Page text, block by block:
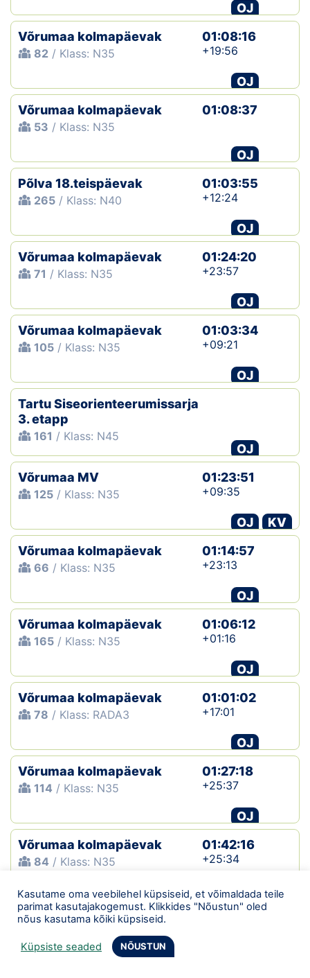
OJ
Võrumaa kolmapäevak
82 / Klass: N35
01:08:16
+19:56
OJ
Võrumaa kolmapäevak
53 / Klass: N35
01:08:37
OJ
Põlva 18.teispäevak
265 / Klass: N40
01:03:55
+12:24
OJ
Võrumaa kolmapäevak
71 / Klass: N35
01:24:20
+23:57
OJ
Võrumaa kolmapäevak
105 / Klass: N35
01:03:34
+09:21
OJ
Tartu Siseorienteerumissarja
3. etapp
161 / Klass: N45
OJ
Võrumaa MV
125 / Klass: N35
01:23:51
+09:35
OJ
KV
Võrumaa kolmapäevak
66 / Klass: N35
01:14:57
+23:13
OJ
Võrumaa kolmapäevak
165 / Klass: N35
01:06:12
+01:16
OJ
Võrumaa kolmapäevak
78 / Klass: RADA3
01:01:02
+17:01
OJ
Võrumaa kolmapäevak
114 / Klass: N35
01:27:18
+25:37
OJ
Võrumaa kolmapäevak
84 / Klass: N35
01:42:16
+25:34
OJ
Põlva maakonna MV teade
/ Klass: N40+
Kasutame oma veebilehel küpsiseid, et võimaldada teile
parimat kasutajakogemust. Klikkides "Nõustun" oled
nõus kasutama kõiki küpsiseid.
Küpsiste seaded NÕUSTUN